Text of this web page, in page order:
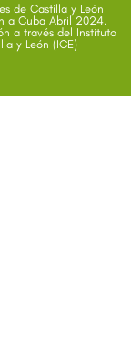
de Castilla y León
a Cuba Abril 2024.
a través del Instituto
y León (ICE)